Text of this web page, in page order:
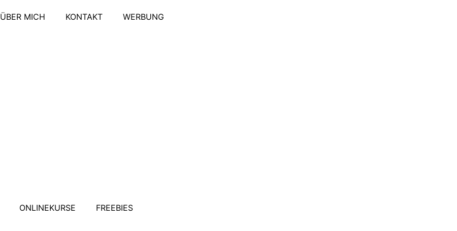
ÜBER MICH KONTAKT WERBUNG
ONLINEKURSE FREEBIES